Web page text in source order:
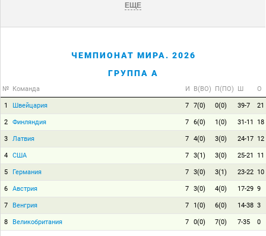
ЕЩЕ
ЧЕМПИОНАТ МИРА. 2026
ГРУППА A
№ Команда И В(ВО) П(ПО) Ш О
1 Швейцария 7 7(0) 0(0) 39-7 21
2 Финляндия 7 6(0) 1(0) 31-11 18
3 Латвия 7 4(0) 3(0) 24-17 12
4 США 7 3(1) 3(0) 25-21 11
5 Германия 7 3(0) 3(1) 23-22 10
6 Австрия 7 3(0) 4(0) 17-29 9
7 Венгрия 7 1(0) 6(0) 14-38 3
8 Великобритания 7 0(0) 7(0) 7-35 0